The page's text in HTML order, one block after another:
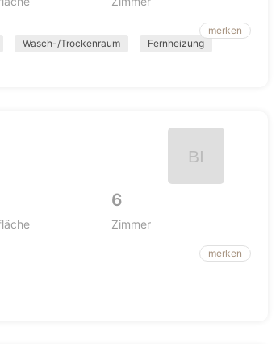
merken
Wasch-/Trockenraum Fernheizung
6
Zimmer
merken